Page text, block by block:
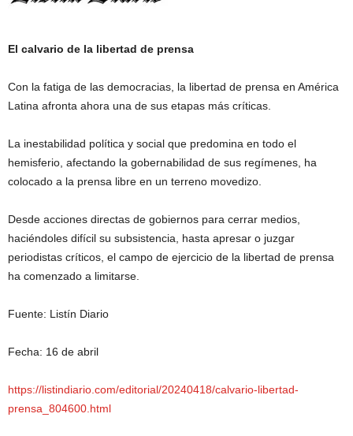
El calvario de la libertad de prensa
Con la fatiga de las democracias, la libertad de prensa en América
Latina afronta ahora una de sus etapas más críticas.
La inestabilidad política y social que predomina en todo el
hemisferio, afectando la gobernabilidad de sus regímenes, ha
colocado a la prensa libre en un terreno movedizo.
Desde acciones directas de gobiernos para cerrar medios,
haciéndoles difícil su subsistencia, hasta apresar o juzgar
periodistas críticos, el campo de ejercicio de la libertad de prensa
ha comenzado a limitarse.
Fuente: Listín Diario
Fecha: 16 de abril
https://listindiario.com/editorial/20240418/calvario-libertad-
prensa_804600.html